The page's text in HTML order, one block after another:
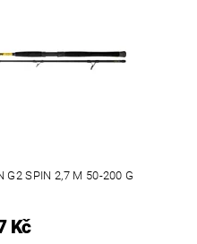
G2 SPIN 2,7 M 50-200 G
Kč